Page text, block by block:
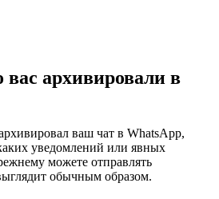
вас архивировали в
ваш чат в WhatsApp,
уведомлений или явных
можете отправлять
обычным образом.